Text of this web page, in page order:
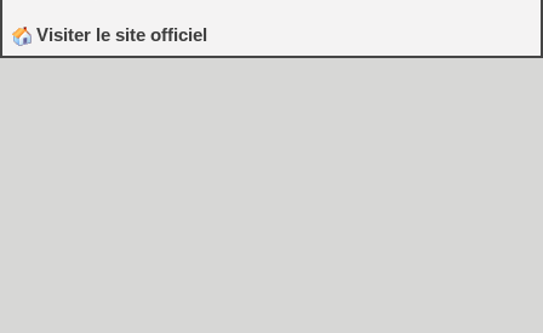
Visiter le site officiel